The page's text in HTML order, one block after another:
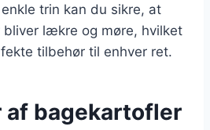
trin kan du sikre, at
lækre og møre, hvilket
tilbehør til enhver ret.
af bagekartofler